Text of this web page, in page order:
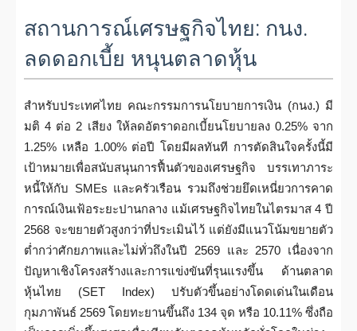
สถานการณ์เศรษฐกิจไทย: กนง.
ลดดอกเบี้ย หนุนตลาดหุ้น
สำหรับประเทศไทย คณะกรรมการนโยบายการเงิน (กนง.) มี
มติ 4 ต่อ 2 เสียง ให้ลดอัตราดอกเบี้ยนโยบายลง 0.25% จาก
1.25% เหลือ 1.00% ต่อปี โดยมีผลทันที การตัดสินใจครั้งนี้มี
เป้าหมายเพื่อสนับสนุนการฟื้นตัวของเศรษฐกิจ บรรเทาภาระ
หนี้ให้กับ SMEs และครัวเรือน รวมถึงช่วยยึดเหนี่ยวการคาด
การณ์เงินเฟ้อระยะปานกลาง แม้เศรษฐกิจไทยในไตรมาส 4 ปี
2568 จะขยายตัวสูงกว่าที่ประเมินไว้ แต่ยังมีแนวโน้มขยายตัว
ต่ำกว่าศักยภาพและไม่ทั่วถึงในปี 2569 และ 2570 เนื่องจาก
ปัญหาเชิงโครงสร้างและการแข่งขันที่รุนแรงขึ้น ด้านตลาด
หุ้นไทย (SET Index) ปรับตัวขึ้นอย่างโดดเด่นในเดือน
กุมภาพันธ์ 2569 โดยทะยานขึ้นถึง 134 จุด หรือ 10.11% ซึ่งถือ